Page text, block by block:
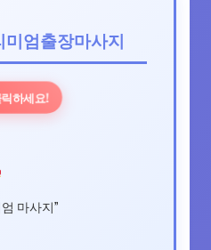
미엄출장마사지
하세요!
마사지”